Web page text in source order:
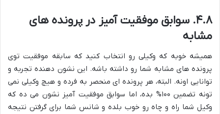
۴.۸. سوابق موفقیت آمیز در پرونده های
مشابه
همیشه خوبه که وکیلی رو انتخاب کنید که سابقه موفقیت توی
پرونده های مشابه شما رو داشته باشه. این نشون دهنده تجربه و
توانایی اونه. البته، هر پرونده ای منحصر به فرده و هیچ وکیلی نمی
تونه تضمین ۱۰۰% بده، اما سوابق موفقیت آمیز نشون می ده که
وکیل شما راه و چاه رو خوب بلده و شانس شما برای گرفتن نتیجه